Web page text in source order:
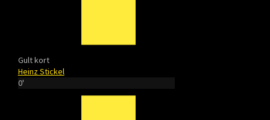
Gult kort
Heinz Stickel
0'